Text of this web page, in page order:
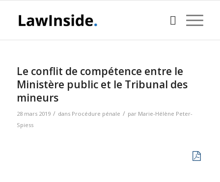
Le conflit de compétence entre le
Ministère public et le Tribunal des
mineurs
28 mars 2019 / dans Procédure pénale / par Marie-Hélène Peter-
Spiess